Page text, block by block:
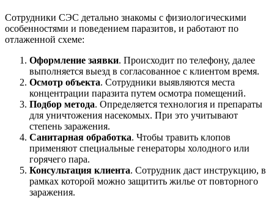
Сотрудники СЭС детально знакомы с физиологическими
особенностями и поведением паразитов, и работают по
отлаженной схеме:
Оформление заявки. Происходит по телефону, далее
выполняется выезд в согласованное с клиентом время.
Осмотр объекта. Сотрудники выявляются места
концентрации паразита путем осмотра помещений.
Подбор метода. Определяется технология и препараты
для уничтожения насекомых. При это учитывают
степень заражения.
Санитарная обработка. Чтобы травить клопов
применяют специальные генераторы холодного или
горячего пара.
Консультация клиента. Сотрудник даст инструкцию, в
рамках которой можно защитить жилье от повторного
заражения.